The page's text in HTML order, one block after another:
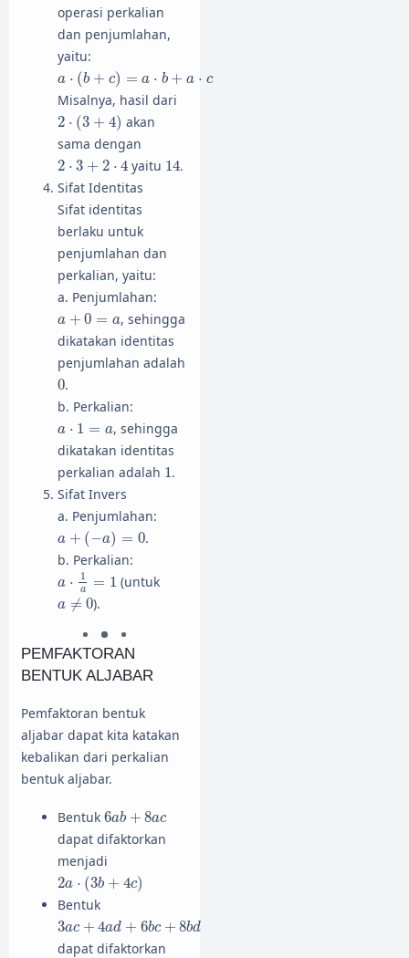
operasi perkalian
dan penjumlahan,
yaitu:
a ⋅ (b + c) = a ⋅ b + a ⋅ c
a b+ c =a +a c
Misalnya, hasil dari
2 ⋅ (3 + 4)
2 3+ 4
akan
sama dengan
2 ⋅ 3 + 2 ⋅ 4
2 3+ 2 4 yaitu 14
14.
Sifat Identitas
Sifat identitas
berlaku untuk
penjumlahan dan
perkalian, yaitu:
a. Penjumlahan:
a + 0 = a
a 0 = a
, sehingga
dikatakan identitas
penjumlahan adalah
0
0.
b. Perkalian:
a ⋅ 1 = a
a 1= a
, sehingga
dikatakan identitas
perkalian adalah 1
1 .
Sifat Invers
a. Penjumlahan:
a + (−a) = 0
a ( − a =0
.
b. Perkalian:
a ⋅ 1
a = 1
a⋅ 1 a=1 (untuk
a ≠ 0
a 0 ).
PEMFAKTORAN
BENTUK ALJABAR
Pemfaktoran bentuk
aljabar dapat kita katakan
kebalikan dari perkalian
bentuk aljabar.
Bentuk 6ab + 8ac
6ab + 8ac
dapat difaktorkan
menjadi
2a ⋅ (3b + 4c)
2a 3b+ 4 c)
Bentuk
3ac + 4ad + 6bc + 8bd
3ac + 4ad+ 6 bc+ 8 d
dapat difaktorkan